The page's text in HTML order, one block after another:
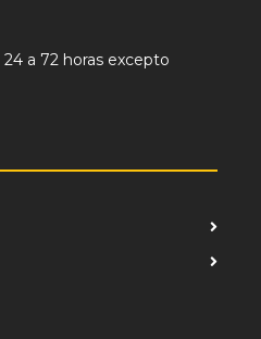
a 72 horas excepto